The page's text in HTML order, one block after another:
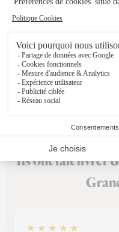
Il Etait Une Fleur
Orgeres
★★★★★4.4 (43)
1, place de la Mairie
Voir la boutique
Ils ont fait livrer
★ ★ ★ ★ ★